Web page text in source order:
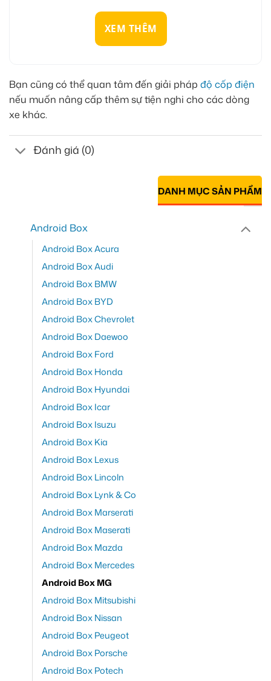
XEM THÊM
Bạn cũng có thể quan tâm đến giải pháp độ cốp điện
nếu muốn nâng cấp thêm sự tiện nghi cho các dòng
xe khác.
Đánh giá (0)
DANH MỤC SẢN PHẨM
Android Box
Android Box Acura
Android Box Audi
Android Box BMW
Android Box BYD
Android Box Chevrolet
Android Box Daewoo
Android Box Ford
Android Box Honda
Android Box Hyundai
Android Box Icar
Android Box Isuzu
Android Box Kia
Android Box Lexus
Android Box Lincoln
Android Box Lynk & Co
Android Box Marserati
Android Box Maserati
Android Box Mazda
Android Box Mercedes
Android Box MG
Android Box Mitsubishi
Android Box Nissan
Android Box Peugeot
Android Box Porsche
Android Box Potech